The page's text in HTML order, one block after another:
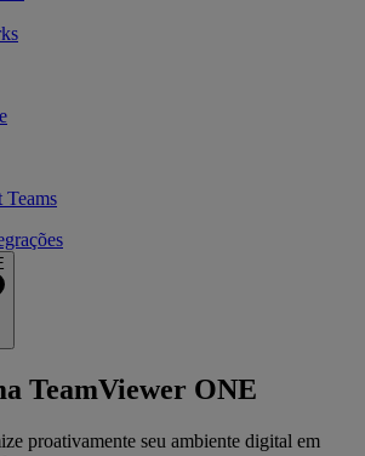
TeamViewer ONE
proativamente seu ambiente digital em